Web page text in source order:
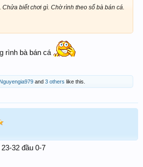
Chửa biết chơi gì. Chờ rình theo số bà bán cá.
rình bà bán cá
Nguyengia979 and 3 others like this.
32 đầu 0-7